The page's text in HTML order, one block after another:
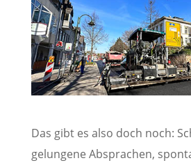
Das gibt es also doch noch:
gelungene Absprachen,